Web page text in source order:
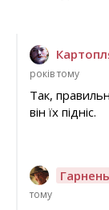
років тому
Так,
він їх підніс.
тому